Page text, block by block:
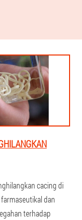
cacing di
dan
terhadap